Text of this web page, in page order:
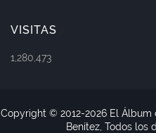
VISITAS
1,280,473
Copyright © 2012-2026 El Álbum
Benítez, Todos los